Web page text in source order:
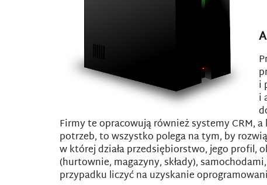
i
i
Firmy te opracowują również systemy CRM,
potrzeb, to wszystko polega na tym, by
w której działa przedsiębiorstwo, jego profil,
(hurtownie, magazyny, składy),
przypadku liczyć na uzyskanie